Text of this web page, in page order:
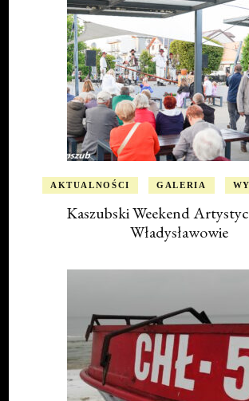
AKTUALNOŚCI GALERIA
Kaszubski Weekend
Władysławowie